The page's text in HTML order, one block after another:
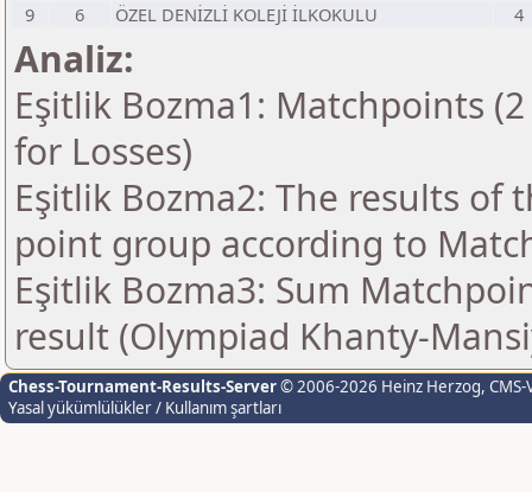
9
6 ÖZEL DENİZLİ KOLEJİ İLKOKULU 4
Analiz:
Eşitlik Bozma1: Matchpoints
for Losses)
Eşitlik Bozma2: The results of
point group according to
Eşitlik Bozma3: Sum
result (Olympiad Khanty-
Chess-Tournament-Results-Server© 2006-2026 Heinz Herzog,
Yasal yükümlülükler / Kullanım şartları